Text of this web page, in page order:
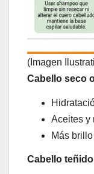
(Imagen
Cabello seco
Aceites y
Más
Cabello